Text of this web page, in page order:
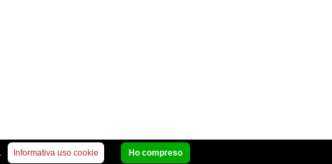
Informativa uso cookie Ho compreso